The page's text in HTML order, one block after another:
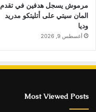
مرموش يسجل هدفين في تقدم
المان سيتي على أتليتكو مدريد
وديا
أغسطس 9, 2026
Most Viewed Posts